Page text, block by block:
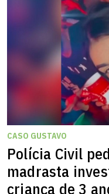
CASO GUSTAVO
Polícia Civil
madrasta
criança de 3